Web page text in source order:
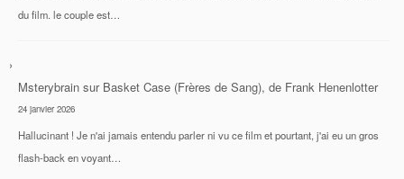
du film. le couple est…
Msterybrain sur Basket Case (Frères de Sang), de Frank Henenlotter
24 janvier 2026
Hallucinant ! Je n'ai jamais entendu parler ni vu ce film et pourtant, j'ai eu un gros
flash-back en voyant…